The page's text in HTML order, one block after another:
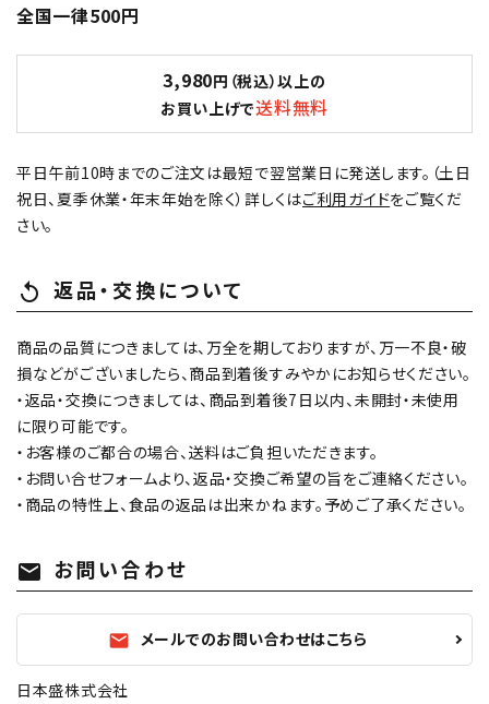
全国一律500円
3,980円（税込）以上の
お買い上げで送料無料
平日午前10時までのご注文は最短で翌営業日に発送します。（土日
祝日、夏季休業・年末年始を除く）詳しくはご利用ガイドをご覧くだ
さい。
replay 返品・交換について
商品の品質につきましては、万全を期しておりますが、万一不良・破
損などがございましたら、商品到着後すみやかにお知らせください。
・返品・交換につきましては、商品到着後7日以内、未開封・未使用
に限り可能です。
・お客様のご都合の場合、送料はご負担いただきます。
・お問い合せフォームより、返品・交換ご希望の旨をご連絡ください。
・商品の特性上、食品の返品は出来かねます。予めご了承ください。
mail お問い合わせ
mail メールでのお問い合わせはこちら
日本盛株式会社